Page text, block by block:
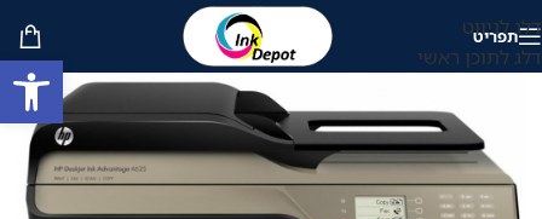
דלג לניווט
דלג לתוכן ראשי
תפריט
פתח